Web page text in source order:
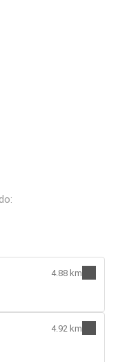
4.88 km
4.92 km